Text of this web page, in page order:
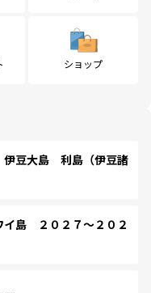
ショップ
豆大島 利島（伊豆諸
島 ２０２７～２０２